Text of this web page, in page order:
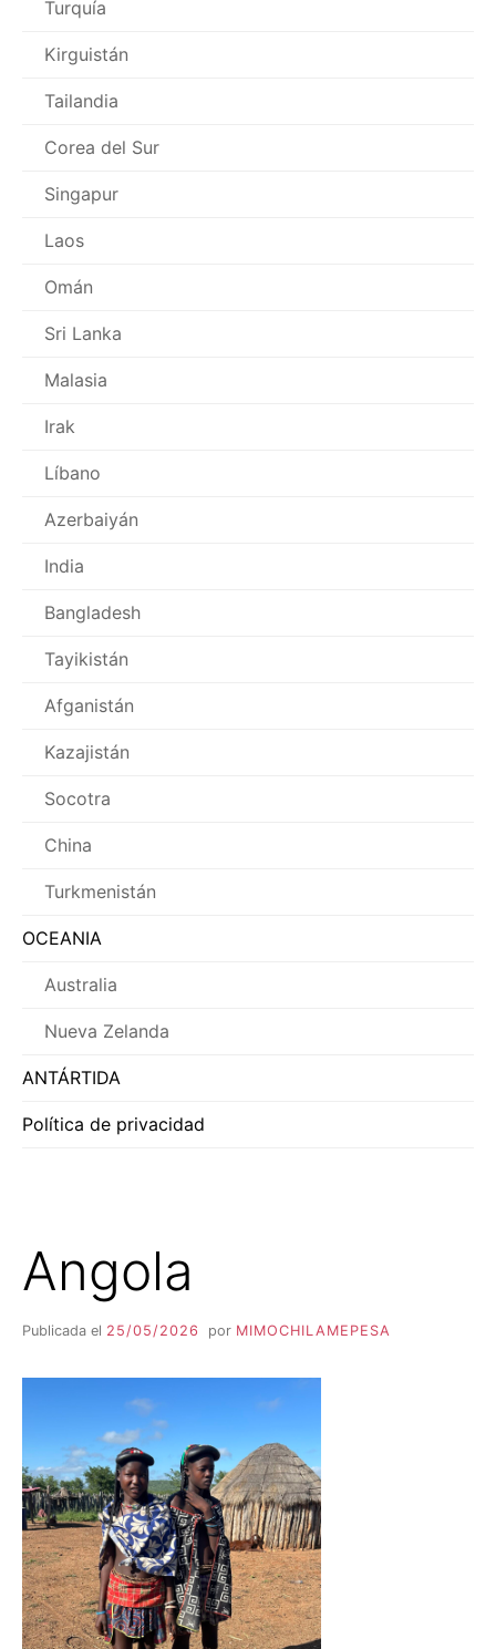
Turquía
Kirguistán
Tailandia
Corea del Sur
Singapur
Laos
Omán
Sri Lanka
Malasia
Irak
Líbano
Azerbaiyán
India
Bangladesh
Tayikistán
Afganistán
Kazajistán
Socotra
China
Turkmenistán
OCEANIA
Australia
Nueva Zelanda
ANTÁRTIDA
Política de privacidad
Angola
Publicada el 25/05/2026 por MIMOCHILAMEPESA